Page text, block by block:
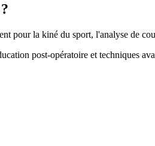
?
la kiné du sport, l'analyse de
post-opératoire et techniques